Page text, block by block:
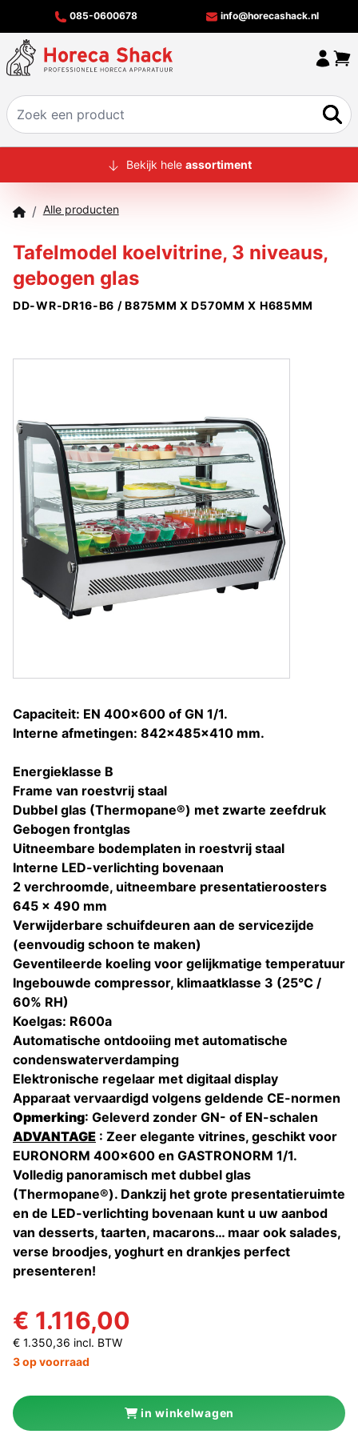
085-0600678 info@horecashack.nl
HOME
MERKEN
OFFERTECHECKER
CONTACT
Bekijk hele assortiment
/ Alle producten
Tafelmodel koelvitrine, 3 niveaus,
gebogen glas
DD-WR-DR16-B6 / B875MM X D570MM X H685MM
Naar vorige
Capaciteit: EN 400x600 of GN 1/1.
Interne afmetingen: 842x485x410 mm.
Energieklasse B
Frame van roestvrij staal
Dubbel glas (Thermopane®) met zwarte zeefdruk
Gebogen frontglas
Uitneembare bodemplaten in roestvrij staal
Interne LED-verlichting bovenaan
2 verchroomde, uitneembare presentatieroosters
645 x 490 mm
Verwijderbare schuifdeuren aan de servicezijde
(eenvoudig schoon te maken)
Geventileerde koeling voor gelijkmatige temperatuur
Ingebouwde compressor, klimaatklasse 3 (25°C /
60% RH)
Koelgas: R600a
Automatische ontdooiing met automatische
condenswaterverdamping
Elektronische regelaar met digitaal display
Apparaat vervaardigd volgens geldende CE-normen
Opmerking: Geleverd zonder GN- of EN-schalen
ADVANTAGE : Zeer elegante vitrines, geschikt voor
EURONORM 400x600 en GASTRONORM 1/1.
Volledig panoramisch met dubbel glas
(Thermopane®). Dankzij het grote presentatieruimte
en de LED-verlichting bovenaan kunt u uw aanbod
van desserts, taarten, macarons… maar ook salades,
verse broodjes, yoghurt en drankjes perfect
presenteren!
€ 1.116,00
€ 1.350,36 incl. BTW
3 op voorraad
in winkelwagen